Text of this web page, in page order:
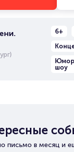
6+
шоу
письмо в месяц и